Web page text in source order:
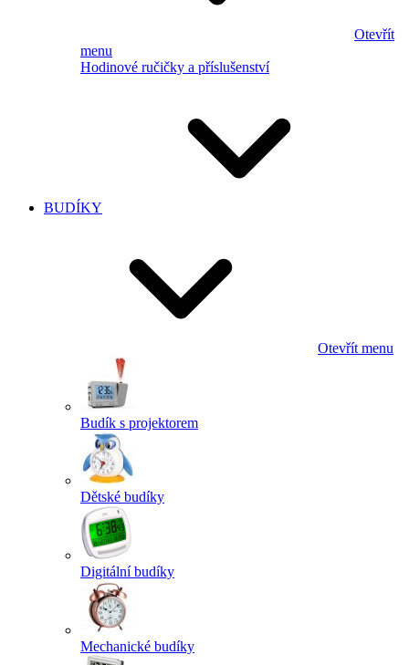
Otevřít
menu
Hodinové ručičky a příslušenství
BUDÍKY
Otevřít menu
Budík s projektorem
Dětské budíky
Digitální budíky
Mechanické budíky